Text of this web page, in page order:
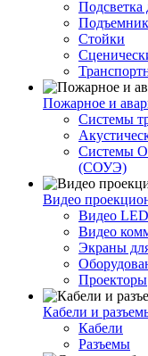
Подсветка
Стойки
Пожарное и
Cистемы
Системы
(СОУЭ)
Видео
Видео
Видео
Экраны
Проекторы
Кабели и
Кабели
Разъемы